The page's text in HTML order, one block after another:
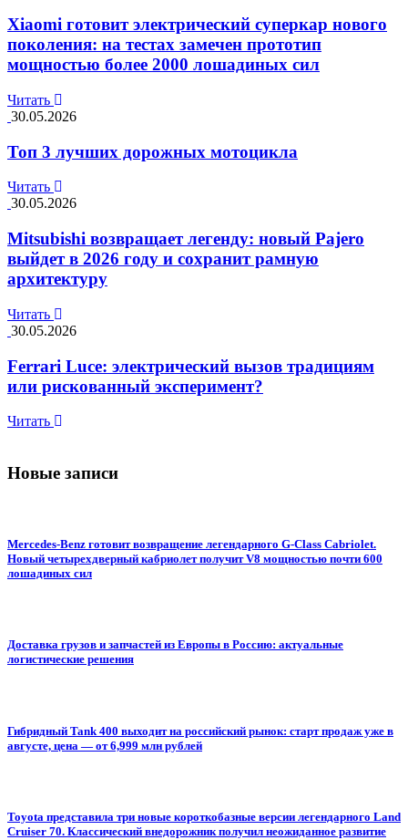
Xiaomi готовит электрический суперкар нового
поколения: на тестах замечен прототип
мощностью более 2000 лошадиных сил
Читать
30.05.2026
Топ 3 лучших дорожных мотоцикла
Читать
30.05.2026
Mitsubishi возвращает легенду: новый Pajero
выйдет в 2026 году и сохранит рамную
архитектуру
Читать
30.05.2026
Ferrari Luce: электрический вызов традициям
или рискованный эксперимент?
Читать
Новые записи
Mercedes-Benz готовит возвращение легендарного G-Class Cabriolet.
Новый четырехдверный кабриолет получит V8 мощностью почти 600
лошадиных сил
Доставка грузов и запчастей из Европы в Россию: актуальные
логистические решения
Гибридный Tank 400 выходит на российский рынок: старт продаж уже в
августе, цена — от 6,999 млн рублей
Toyota представила три новые короткобазные версии легендарного Land
Cruiser 70. Классический внедорожник получил неожиданное развитие